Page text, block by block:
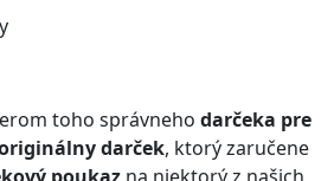
toho správneho darčeka pre
darček, ktorý zaručene